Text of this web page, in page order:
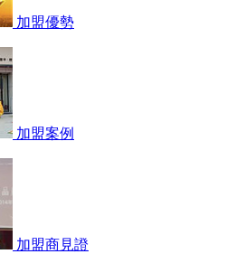
加盟優勢
加盟案例
加盟商見證